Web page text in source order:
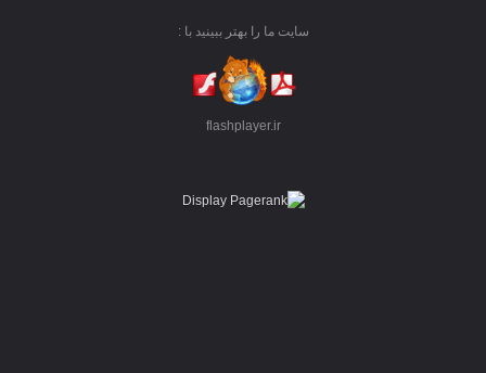
سایت ما را بهتر ببینید با :
flashplayer.ir